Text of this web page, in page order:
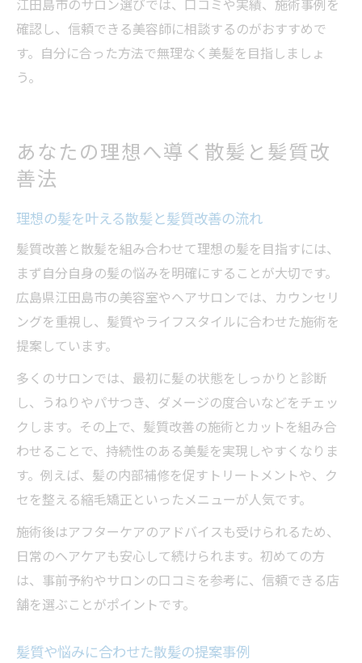
江田島市のサロン選びでは、口コミや実績、施術事例を
確認し、信頼できる美容師に相談するのがおすすめで
す。自分に合った方法で無理なく美髪を目指しましょ
う。
あなたの理想へ導く散髪と髪質改
善法
理想の髪を叶える散髪と髪質改善の流れ
髪質改善と散髪を組み合わせて理想の髪を目指すには、
まず自分自身の髪の悩みを明確にすることが大切です。
広島県江田島市の美容室やヘアサロンでは、カウンセリ
ングを重視し、髪質やライフスタイルに合わせた施術を
提案しています。
多くのサロンでは、最初に髪の状態をしっかりと診断
し、うねりやパサつき、ダメージの度合いなどをチェッ
クします。その上で、髪質改善の施術とカットを組み合
わせることで、持続性のある美髪を実現しやすくなりま
す。例えば、髪の内部補修を促すトリートメントや、ク
セを整える縮毛矯正といったメニューが人気です。
施術後はアフターケアのアドバイスも受けられるため、
日常のヘアケアも安心して続けられます。初めての方
は、事前予約やサロンの口コミを参考に、信頼できる店
舗を選ぶことがポイントです。
髪質や悩みに合わせた散髪の提案事例